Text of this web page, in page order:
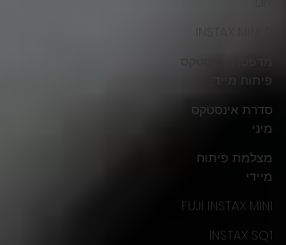
פיתוח מיידי
סדרת אינסטקס
מיני
מצלמת פיתוח
מיידי
FUJI INSTAX MINI
INSTAX SQ1